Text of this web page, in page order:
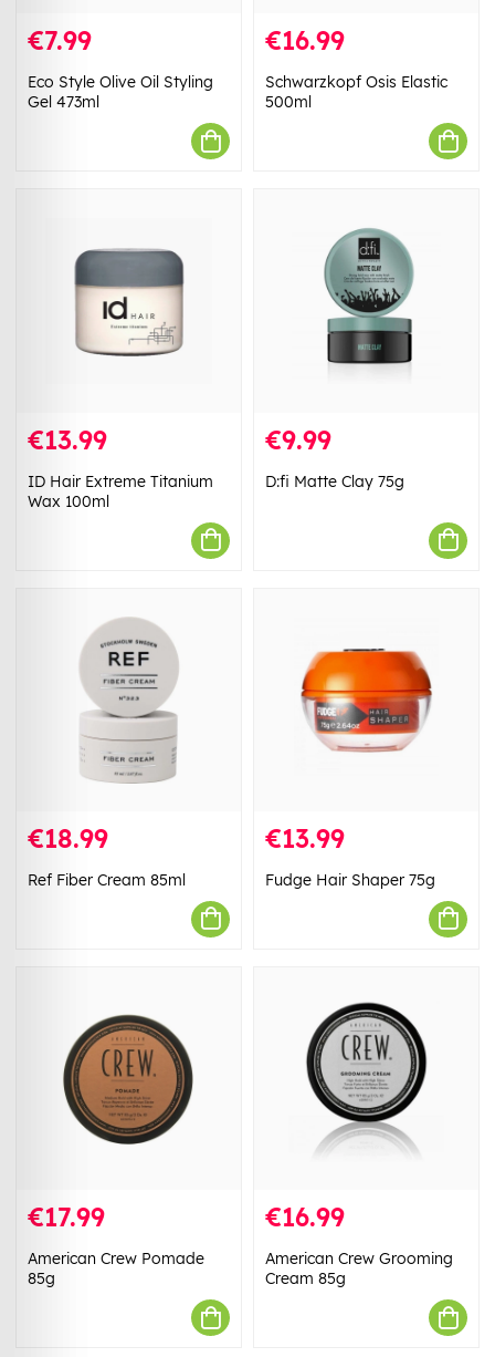
€7.99
Eco Style Olive Oil Styling
Gel 473ml
€16.99
Schwarzkopf Osis Elastic
500ml
€13.99
ID Hair Extreme Titanium
Wax 100ml
€9.99
D:fi Matte Clay 75g
€18.99
Ref Fiber Cream 85ml
€13.99
Fudge Hair Shaper 75g
€17.99
American Crew Pomade
85g
€16.99
American Crew Grooming
Cream 85g